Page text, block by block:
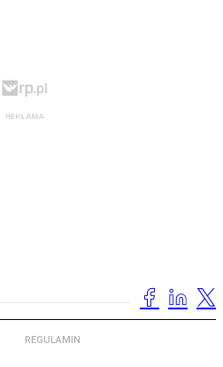
REGULAMIN